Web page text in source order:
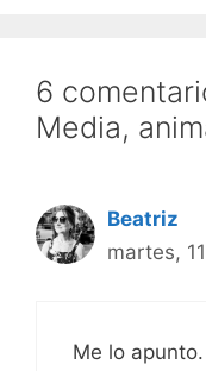
6
Media,
Beatriz
martes,
Me lo